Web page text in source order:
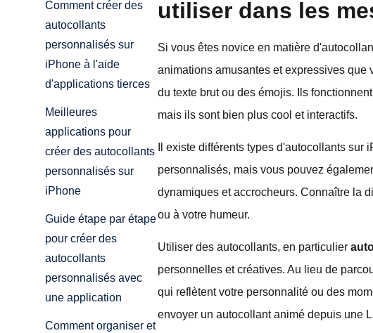
Comment créer des
autocollants
personnalisés sur
iPhone à l'aide
d'applications tierces
Meilleures
applications pour
créer des autocollants
personnalisés sur
iPhone
Guide étape par étape
pour créer des
autocollants
personnalisés avec
une application
Comment organiser et
utiliser dans les
Si vous êtes novice en matière
animations amusantes et expressives
du texte brut ou des émojis. Ils
mais ils sont bien plus cool et interactifs.
Il existe différents types d'autocollants
personnalisés, mais vous pouvez
dynamiques et accrocheurs. Connaître la
ou à votre humeur.
Utiliser des autocollants, en particulier
personnelles et créatives. Au lieu de
qui reflètent votre personnalité ou des
envoyer un autocollant animé depuis une